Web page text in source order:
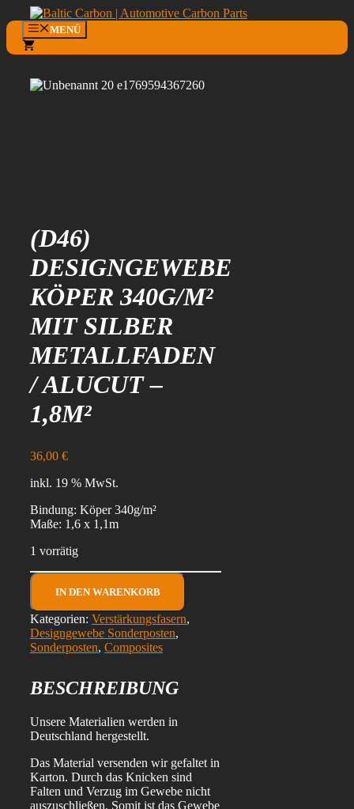
Inhalt
springen
MENÜ
(D46)
DESIGNGEWEBE
KÖPER 340G/M²
MIT SILBER
METALLFADEN
/ ALUCUT –
1,8M²
36,00 €
inkl. 19 % MwSt.
Bindung: Köper 340g/m²
Maße: 1,6 x 1,1m
1 vorrätig
(D46)
Designgewebe
Köper
340g/m²
mit
silber
Alucut
1,8m²
Menge
IN DEN WARENKORB
Kategorien: Verstärkungsfasern,
Designgewebe Sonderposten,
Sonderposten, Composites
BESCHREIBUNG
Unsere Materialien werden in
Deutschland hergestellt.
Das Material versenden wir gefaltet in
Karton. Durch das Knicken sind
Falten und Verzug im Gewebe nicht
auszuschließen. Somit ist das Gewebe